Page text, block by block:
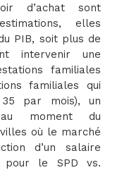
d’achat sont
elles
PIB, soit plus de
intervenir une
familiales
familiales qui
35 par mois), un
moment du
où le marché
d’un salaire
pour le SPD vs.